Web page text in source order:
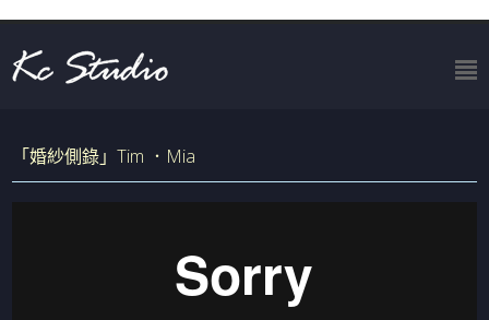
「婚紗側錄」Tim ．Mia